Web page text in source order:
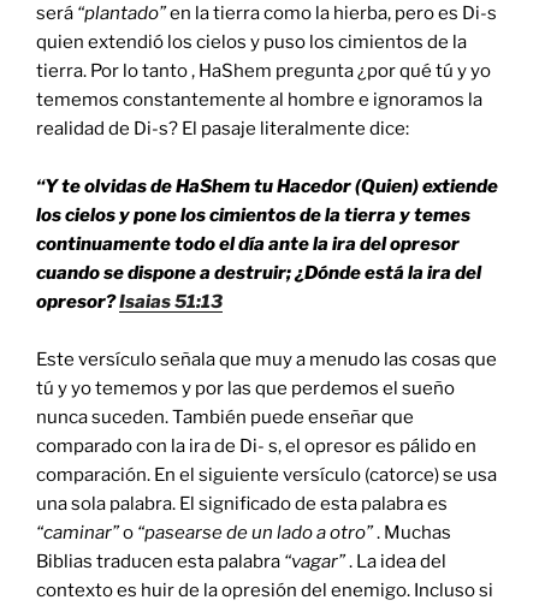
será “plantado”en la tierra como la hierba, pero es Di-s
quien extendió los cielos y puso los cimientos de la
tierra. Por lo tanto , HaShem pregunta ¿por qué tú y yo
tememos constantemente al hombre e ignoramos la
realidad de Di-s? El pasaje literalmente dice:
“Y te olvidas de HaShem tu Hacedor (Quien) extiende
los cielos y pone los cimientos de la tierra y temes
continuamente todo el día ante la ira del opresor
cuando se dispone a destruir; ¿Dónde está la ira del
opresor?Isaias 51:13
Este versículo señala que muy a menudo las cosas que
tú y yo tememos y por las que perdemos el sueño
nunca suceden. También puede enseñar que
comparado con la ira de Di- s, el opresor es pálido en
comparación. En el siguiente versículo (catorce) se usa
una sola palabra. El significado de esta palabra es
“caminar”o “pasearse de un lado a otro”. Muchas
Biblias traducen esta palabra “vagar”. La idea del
contexto es huir de la opresión del enemigo. Incluso si